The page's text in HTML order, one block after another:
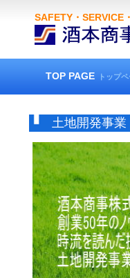
SAFETY・SERVICE
土地開発事業
TOP PAGE トップ